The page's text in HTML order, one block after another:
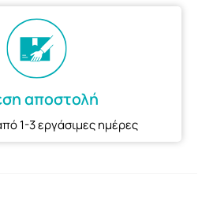
αποστολή
1-3 εργάσιμες ημέρες